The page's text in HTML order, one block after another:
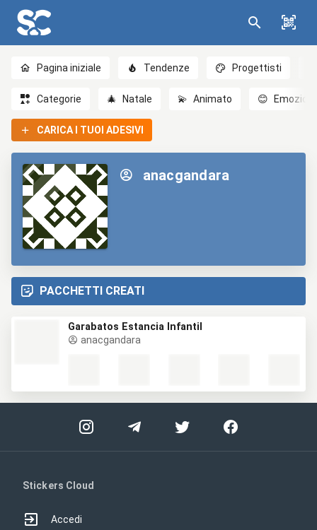
Pagina iniziale Tendenze Progettisti
Categorie 🎄 Natale 💫 Animato 😊 Emozioni
CARICA I TUOI ADESIVI
anacgandara
PACCHETTI CREATI
Garabatos Estancia Infantil
anacgandara
Stickers Cloud
Accedi